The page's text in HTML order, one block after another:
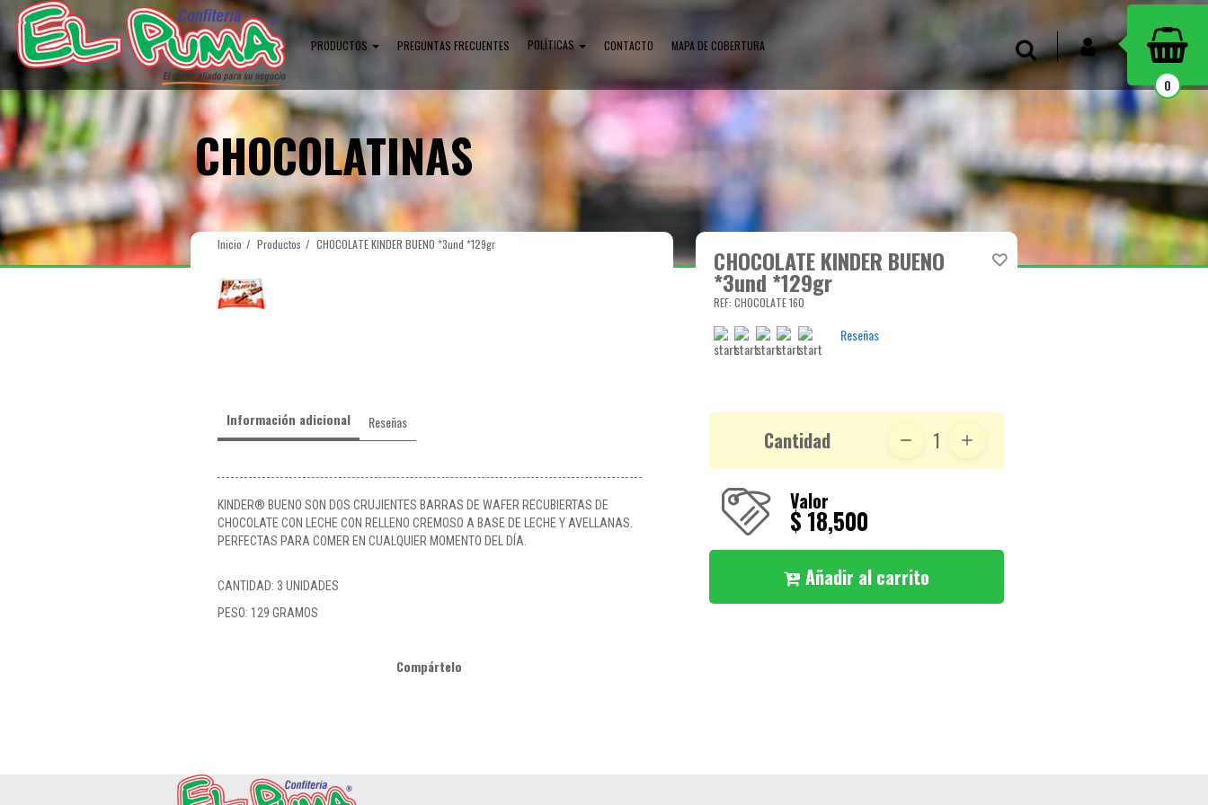
PRODUCTOS PREGUNTAS FRECUENTES POLÍTICAS CONTACTO MAPA DE COBERTURA INICIAR SESIÓN
Buscar
0
CHOCOLATINAS
Inicio Productos CHOCOLATE KINDER BUENO *3und *129gr
Información adicional Reseñas
KINDER® BUENO SON DOS CRUJIENTES BARRAS DE WAFER RECUBIERTAS DE
CHOCOLATE CON LECHE CON RELLENO CREMOSO A BASE DE LECHE Y AVELLANAS.
PERFECTAS PARA COMER EN CUALQUIER MOMENTO DEL DÍA.
CANTIDAD: 3 UNIDADES
PESO: 129 GRAMOS
Compártelo
CHOCOLATE KINDER BUENO
*3und *129gr
REF: CHOCOLATE 160
Reseñas
Cantidad 1
Valor
$ 18,500
Añadir al carrito